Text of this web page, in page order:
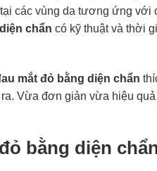
các vùng da tương ứng
chẩn có kỹ thuật và thời
mắt đỏ bằng diện chẩn
Vừa đơn giản vừa hiệu
bằng diện